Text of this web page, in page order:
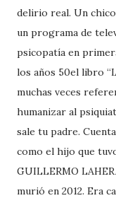
delirio real. Un
un programa de
psicopatía en
los años 50el libro
muchas veces
humanizar al
sale tu padre.
como el hijo que
GUILLERMO
murió en 2012. Era